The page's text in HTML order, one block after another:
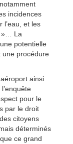
incidences
l’eau, et les
»… La
potentielle
une procédure
ainsi
pour le
par le droit
citoyens
déterminés
ce grand